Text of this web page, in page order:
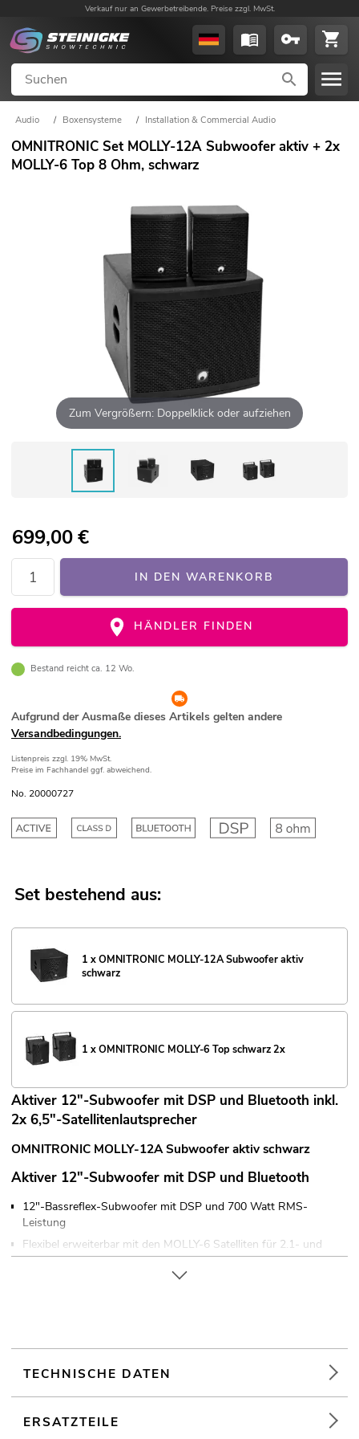
Verkauf nur an Gewerbetreibende. Preise zzgl. MwSt.
Audio / Boxensysteme / Installation & Commercial Audio
OMNITRONIC Set MOLLY-12A Subwoofer aktiv + 2x
MOLLY-6 Top 8 Ohm, schwarz
Zum Vergrößern: Doppelklick oder aufziehen
699,00€
IN DEN WARENKORB
HÄNDLER FINDEN
Bestand reicht ca. 12 Wo.
Aufgrund der Ausmaße dieses Artikels gelten andere
Versandbedingungen.
Listenpreis zzgl. 19% MwSt.
Preise im Fachhandel ggf. abweichend.
No. 20000727
Set bestehend aus:
1 x OMNITRONIC MOLLY-12A Subwoofer aktiv
schwarz
1 x OMNITRONIC MOLLY-6 Top schwarz 2x
Aktiver 12"-Subwoofer mit DSP und Bluetooth inkl.
2x 6,5"-Satellitenlautsprecher
OMNITRONIC MOLLY-12A Subwoofer aktiv schwarz
Aktiver 12"-Subwoofer mit DSP und Bluetooth
12"-Bassreflex-Subwoofer mit DSP und 700 Watt RMS-
Leistung
Flexibel erweiterbar mit den MOLLY-6 Satelliten für 2.1- und
4.1-Betrieb
DSP-gesteuerter Class-D-Verstärker (500 W + 2 x 100 W)
Digitaler Signalprozessor
DSP-Presets: FLAT; DJ; LIVE; VOICE
TECHNISCHE DATEN
ERSATZTEILE